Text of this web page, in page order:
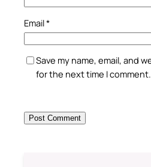
Email*
Save my name, email, and
for the next time I comment.